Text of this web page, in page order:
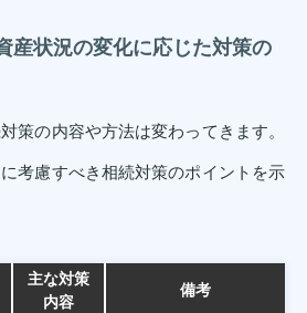
産状況の変化に応じた対策の
策の内容や方法は変わってきます。
考慮すべき相続対策のポイントを示
主な対策
内容
備考